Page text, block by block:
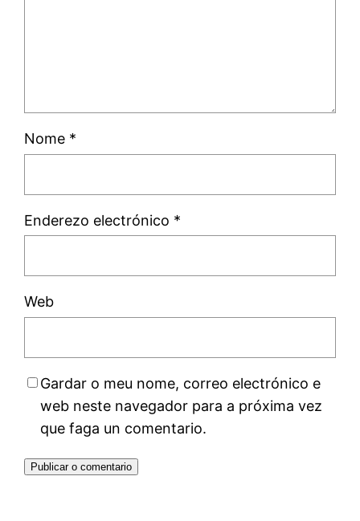
Nome *
Enderezo electrónico *
Web
Gardar o meu nome, correo electrónico e
web neste navegador para a próxima vez
que faga un comentario.